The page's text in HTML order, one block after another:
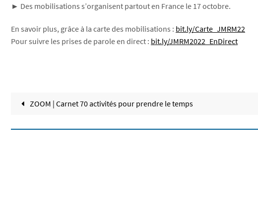
► Des mobilisations s’organisent partout en France le 17 octobre.
En savoir plus, grâce à la carte des mobilisations : bit.ly/Carte_JMRM22
Pour suivre les prises de parole en direct : bit.ly/JMRM2022_EnDirect
ZOOM | Carnet 70 activités pour prendre le temps